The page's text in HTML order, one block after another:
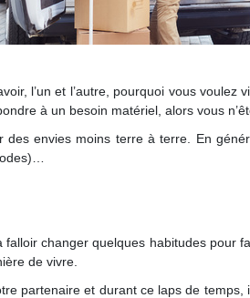
l’un et l’autre, pourquoi vous
à un besoin matériel, alors vous
envies moins terre à terre. En
changer quelques habitudes
de vivre.
partenaire et durant ce laps de